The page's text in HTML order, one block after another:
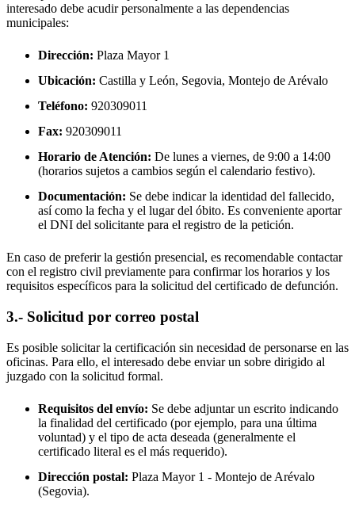
interesado debe acudir personalmente a las dependencias
municipales:
Dirección: Plaza Mayor 1
Ubicación: Castilla y León, Segovia, Montejo de Arévalo
Teléfono: 920309011
Fax: 920309011
Horario de Atención: De lunes a viernes, de 9:00 a 14:00
(horarios sujetos a cambios según el calendario festivo).
Documentación: Se debe indicar la identidad del fallecido,
así como la fecha y el lugar del óbito. Es conveniente aportar
el DNI del solicitante para el registro de la petición.
En caso de preferir la gestión presencial, es recomendable contactar
con el registro civil previamente para confirmar los horarios y los
requisitos específicos para la solicitud del certificado de defunción.
3.- Solicitud por correo postal
Es posible solicitar la certificación sin necesidad de personarse en las
oficinas. Para ello, el interesado debe enviar un sobre dirigido al
juzgado con la solicitud formal.
Requisitos del envío: Se debe adjuntar un escrito indicando
la finalidad del certificado (por ejemplo, para una última
voluntad) y el tipo de acta deseada (generalmente el
certificado literal es el más requerido).
Dirección postal: Plaza Mayor 1 - Montejo de Arévalo
(Segovia).